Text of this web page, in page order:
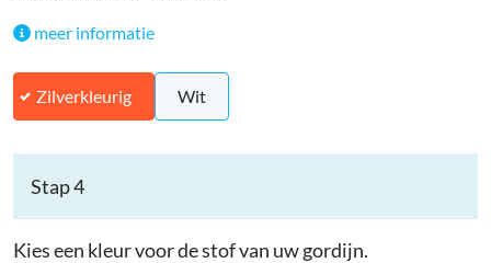
meer informatie
Zilverkleurig Wit
Stap 4
Kies een kleur voor de stof van uw gordijn.